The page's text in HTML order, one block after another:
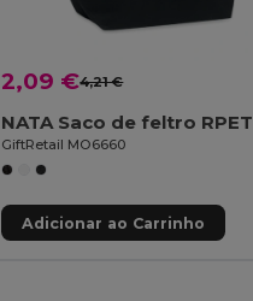
2,09 €4,21 €
NATA Saco de feltro RPET
GiftRetail MO6660
Adicionar ao Carrinho